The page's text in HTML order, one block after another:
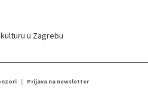
u Zagrebu
Prijava na newsletter